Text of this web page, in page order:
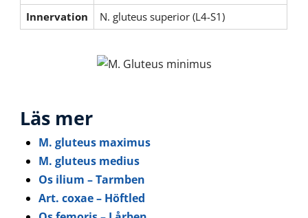
Innervation
N. gluteus superior (L4-S1)
Läs mer
M. gluteus maximus
M. gluteus medius
Os ilium – Tarmben
Art. coxae – Höftled